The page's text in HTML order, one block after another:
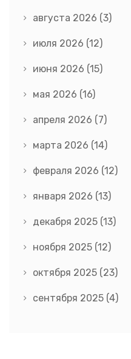
августа 2026 (3)
июля 2026 (12)
июня 2026 (15)
мая 2026 (16)
апреля 2026 (7)
марта 2026 (14)
февраля 2026 (12)
января 2026 (13)
декабря 2025 (13)
ноября 2025 (12)
октября 2025 (23)
сентября 2025 (4)